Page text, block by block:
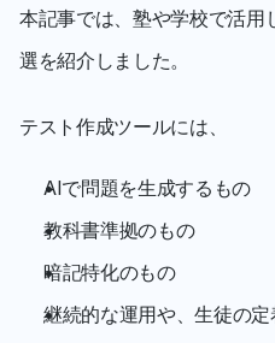
本記事では、塾や学校で活用
選を紹介しました。
テスト作成ツールには、
AIで問題を生成するもの
教科書準拠のもの
暗記特化のもの
継続的な運用や、生徒の